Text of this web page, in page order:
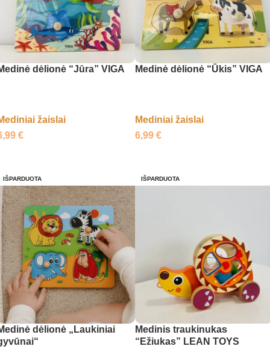
dėlionė “Jūra” VIGA
žaislai
€
Medinė dėlionė “Ūkis” VIGA
Mediniai žaislai
6,99 €
IŠPARDUOTA
dėlionė „Laukiniai
IŠPARDUOTA
Medinis traukinukas
“Ežiukas” LEAN TOYS